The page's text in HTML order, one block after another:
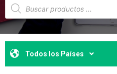
Todos los Países